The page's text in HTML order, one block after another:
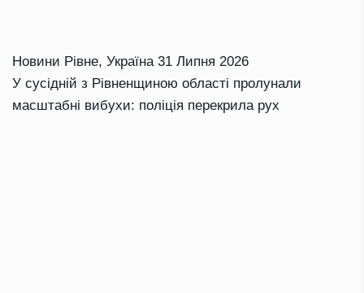
Новини Рівне, Україна 31 Липня 2026
У сусідній з Рівненщиною області пролунали
масштабні вибухи: поліція перекрила рух